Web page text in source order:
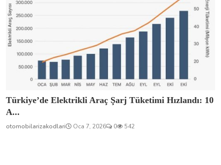
Türkiye’de Elektrikli Araç Şarj Tüketimi Hızlandı: 10
A...
otomobilarizakodlari Oca 7, 2026 0 542